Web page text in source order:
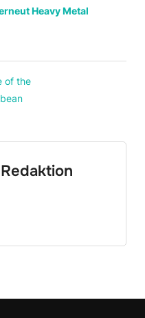
Heavy Metal
of the